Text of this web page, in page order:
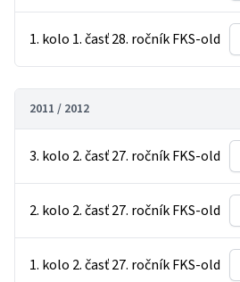
1. kolo 1. časť 28. ročník FKS-old
2011 / 2012
3. kolo 2. časť 27. ročník FKS-old
2. kolo 2. časť 27. ročník FKS-old
1. kolo 2. časť 27. ročník FKS-old